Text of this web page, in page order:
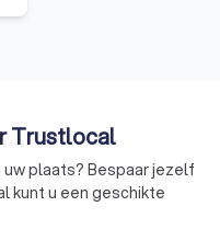
Trustlocal
plaats? Bespaar jezelf
kunt u een geschikte